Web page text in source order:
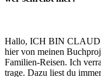
Hallo, ICH BIN
hier von meinen
Familien-Reisen. Ich
trage. Dazu liest du